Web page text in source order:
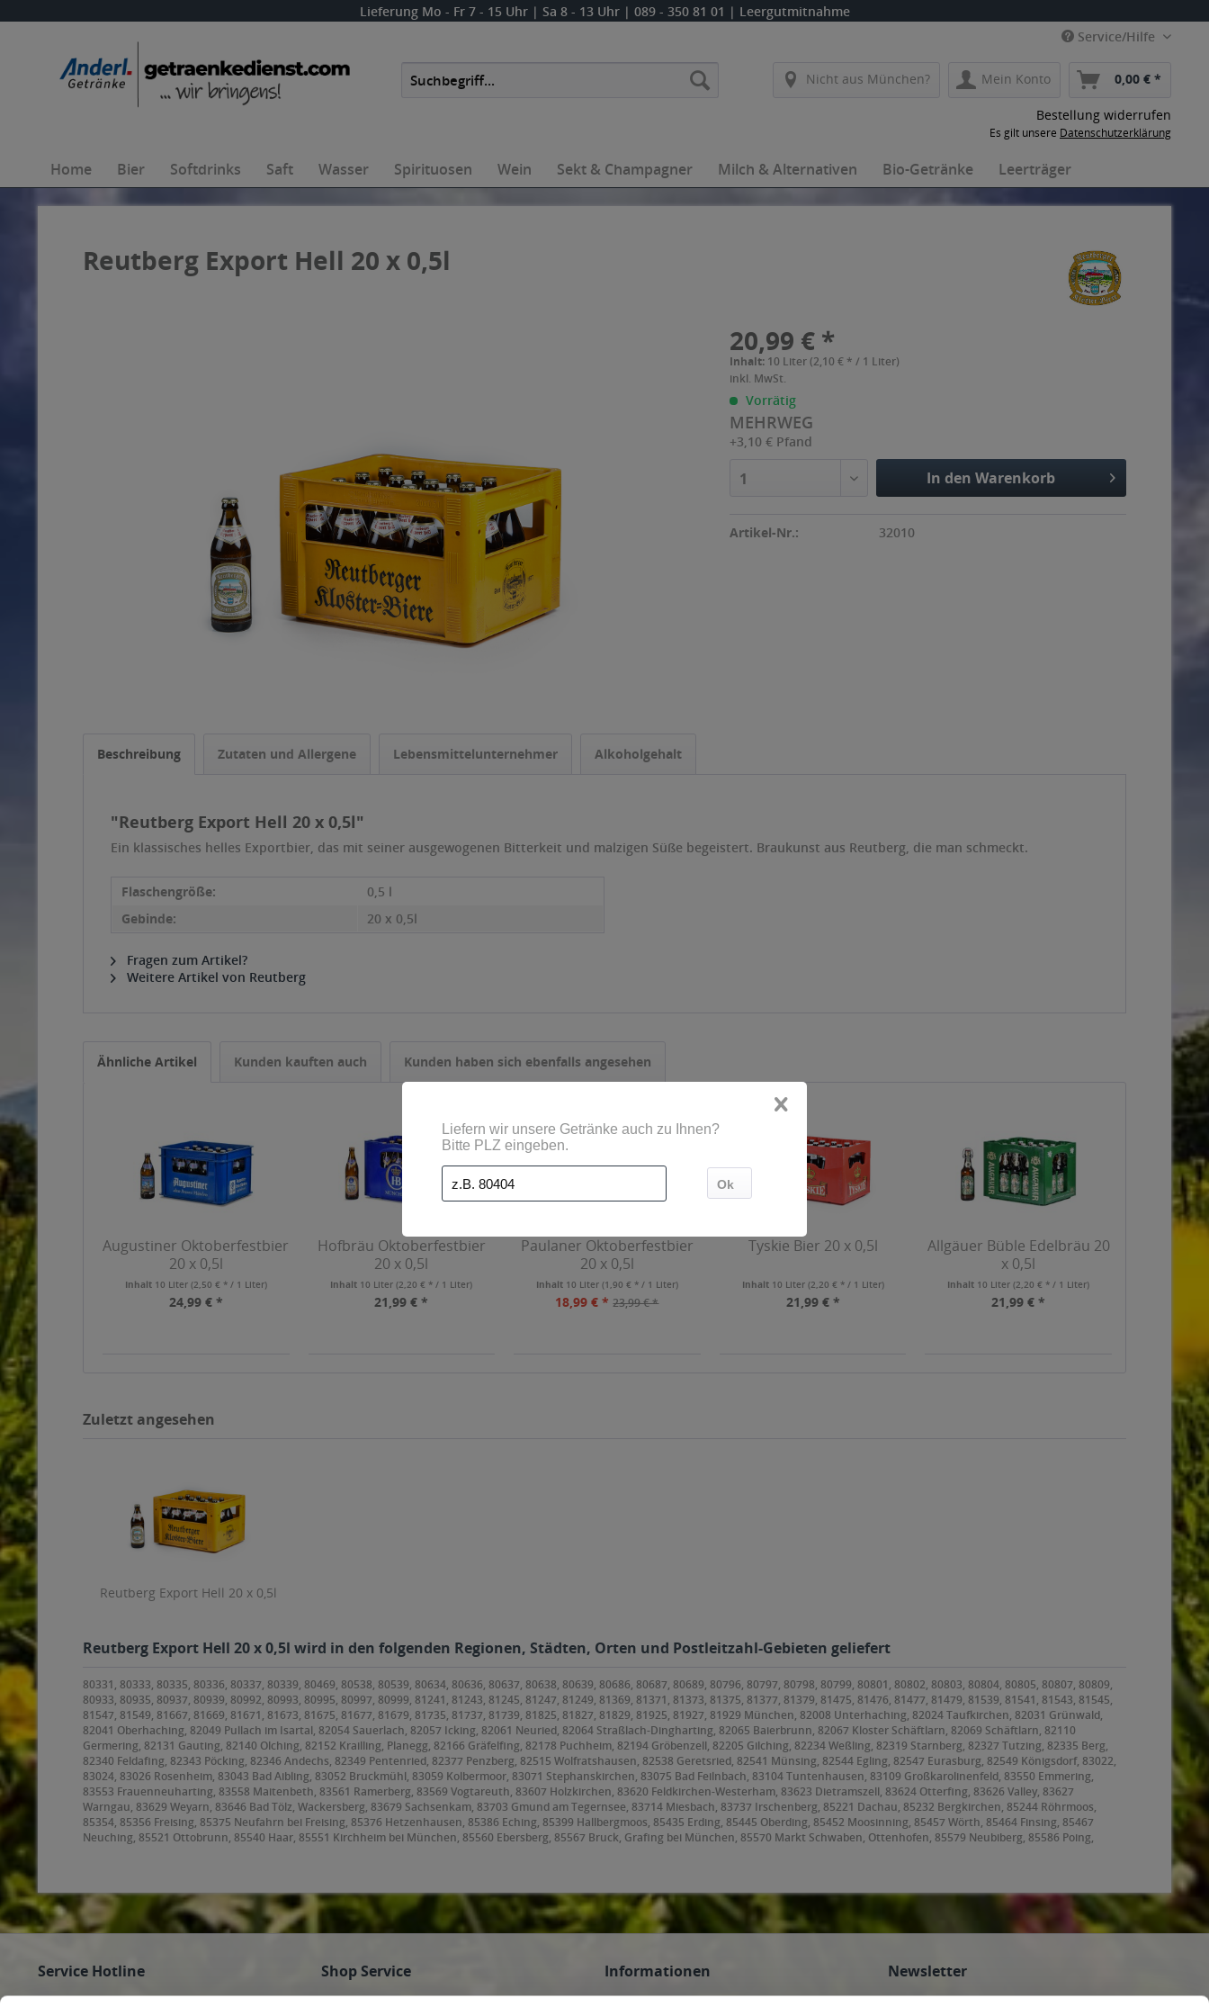
Lieferung Mo - Fr 7 - 15 Uhr | Sa 8 - 13 Uhr | 089 - 350 81 01 | Leergutmitnahme
Service/Hilfe
Nicht aus München? Mein Konto 0,00 € *
Bestellung widerrufen
Es gilt unsere Datenschutzerklärung
Home Bier Softdrinks Saft Wasser Spirituosen Wein Sekt & Champagner Milch & Alternativen Bio-Getränke Leerträger
Reutberg Export Hell 20 x 0,5l
20,99 € *
Inhalt: 10 Liter (2,10 € * / 1 Liter)
inkl. MwSt.
Vorrätig
MEHRWEG
+3,10 € Pfand
1 In den Warenkorb
Artikel-Nr.: 32010
Beschreibung Zutaten und Allergene Lebensmittelunternehmer Alkoholgehalt
"Reutberg Export Hell 20 x 0,5l"
Ein klassisches helles Exportbier, das mit seiner ausgewogenen Bitterkeit und malzigen Süße begeistert. Braukunst aus Reutberg, die man schmeckt.
Flaschengröße:
0,5 l
Gebinde:
20 x 0,5l
Fragen zum Artikel?
Weitere Artikel von Reutberg
Ähnliche Artikel Kunden kauften auch Kunden haben sich ebenfalls angesehen
Augustiner Oktoberfestbier
20 x 0,5l
Inhalt 10 Liter (2,50 € * / 1 Liter)
24,99 € *
Hofbräu Oktoberfestbier
20 x 0,5l
Inhalt 10 Liter(2,20 € * / 1 Liter)
21,99 € *
Paulaner Oktoberfestbier
20 x 0,5l
Inhalt 10 Liter (1,90 € * / 1 Liter)
18,99 € * 23,99 € *
Tyskie Bier 20 x 0,5l
Inhalt 10 Liter (2,20 € * / 1 Liter)
21,99 € *
Allgäuer Büble Edelbräu 20
x 0,5l
Inhalt 10 Liter(2,20 € * / 1 Liter)
21,99 € *
Zuletzt angesehen
Reutberg Export Hell 20 x 0,5l
Reutberg Export Hell 20 x 0,5l wird in den folgenden Regionen, Städten, Orten und Postleitzahl-Gebieten geliefert
80331, 80333, 80335, 80336, 80337, 80339, 80469, 80538, 80539, 80634, 80636, 80637, 80638, 80639, 80686, 80687, 80689, 80796, 80797, 80798, 80799, 80801, 80802, 80803, 80804, 80805, 80807, 80809,
80933, 80935, 80937, 80939, 80992, 80993, 80995, 80997, 80999, 81241, 81243, 81245, 81247, 81249, 81369, 81371, 81373, 81375, 81377, 81379, 81475, 81476, 81477, 81479, 81539, 81541, 81543, 81545,
81547, 81549, 81667, 81669, 81671, 81673, 81675, 81677, 81679, 81735, 81737, 81739, 81825, 81827, 81829, 81925, 81927, 81929 München, 82008 Unterhaching, 82024 Taufkirchen, 82031 Grünwald,
82041 Oberhaching, 82049 Pullach im Isartal, 82054 Sauerlach, 82057 Icking, 82061 Neuried, 82064 Straßlach-Dingharting, 82065 Baierbrunn, 82067 Kloster Schäftlarn, 82069 Schäftlarn, 82110
Germering, 82131 Gauting, 82140 Olching, 82152 Krailling, Planegg, 82166 Gräfelfing, 82178 Puchheim, 82194 Gröbenzell, 82205 Gilching, 82234 Weßling, 82319 Starnberg, 82327 Tutzing, 82335 Berg,
82340 Feldafing, 82343 Pöcking, 82346 Andechs, 82349 Pentenried, 82377 Penzberg, 82515 Wolfratshausen, 82538 Geretsried, 82541 Münsing, 82544 Egling, 82547 Eurasburg, 82549 Königsdorf, 83022,
83024, 83026 Rosenheim, 83043 Bad Aibling, 83052 Bruckmühl, 83059 Kolbermoor, 83071 Stephanskirchen, 83075 Bad Feilnbach, 83104 Tuntenhausen, 83109 Großkarolinenfeld, 83550 Emmering,
83553 Frauenneuharting, 83558 Maitenbeth, 83561 Ramerberg, 83569 Vogtareuth, 83607 Holzkirchen, 83620 Feldkirchen-Westerham, 83623 Dietramszell, 83624 Otterfing, 83626 Valley, 83627
Warngau, 83629 Weyarn, 83646 Bad Tölz, Wackersberg, 83679 Sachsenkam, 83703 Gmund am Tegernsee, 83714 Miesbach, 83737 Irschenberg, 85221 Dachau, 85232 Bergkirchen, 85244 Röhrmoos,
85354, 85356 Freising, 85375 Neufahrn bei Freising, 85376 Hetzenhausen, 85386 Eching, 85399 Hallbergmoos, 85435 Erding, 85445 Oberding, 85452 Moosinning, 85457 Wörth, 85464 Finsing, 85467
Neuching, 85521 Ottobrunn, 85540 Haar, 85551 Kirchheim bei München, 85560 Ebersberg, 85567 Bruck, Grafing bei München, 85570 Markt Schwaben, Ottenhofen, 85579 Neubiberg, 85586 Poing,
Oberschleißheim, 85774 Unterföhring
Service Hotline
Haben Sie Fragen zu Ihrer Bestellung?
Shop Service
Firmenkunden
Informationen
AGB des Lieferanten
Newsletter
Abonnieren Sie den kostenlosen